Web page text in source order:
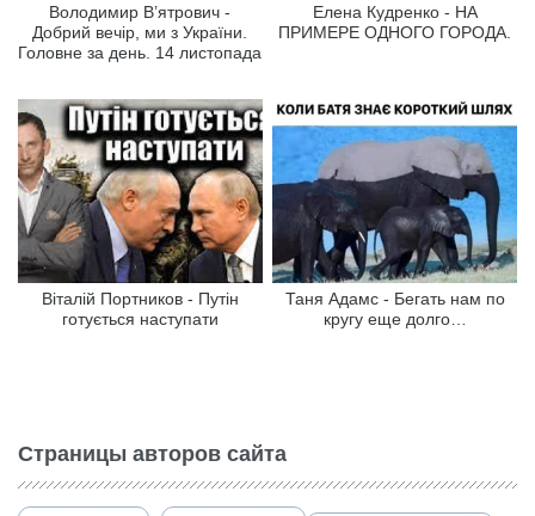
Володимир В’ятрович -
Добрий вечір, ми з України.
Головне за день. 14 листопада
Елена Кудренко - НА
ПРИМЕРЕ ОДНОГО ГОРОДА.
Віталій Портников - Путін
готується наступати
Таня Адамс - Бегать нам по
кругу еще долго…
Страницы авторов сайта